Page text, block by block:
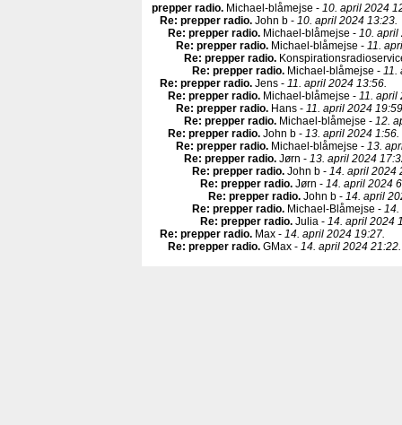
prepper radio. Michael-blåmejse - 10. april 2024
Re: prepper radio. John b - 10. april 2024 13:23.
Re: prepper radio. Michael-blåmejse - 10. april
Re: prepper radio. Michael-blåmejse - 11.
Re: prepper radio.
Re: prepper radio. Michael-blåmejse - 11.
Re: prepper radio. Jens - 11. april 2024 13:56.
Re: prepper radio. Michael-blåmejse - 11. april
Re: prepper radio. Hans - 11. april 2024
Re: prepper radio. Michael-blåmejse - 12.
Re: prepper radio. John b - 13. april 2024 1:56.
Re: prepper radio. Michael-blåmejse - 13.
Re: prepper radio. Jørn - 13. april 2024
Re: prepper radio. John b - 14. april 2024
Re: prepper radio. Jørn - 14. april 2024
Re: prepper radio. John b - 14. april
Re: prepper radio. Michael-Blåmejse -
Re: prepper radio. Julia - 14. april 2024
Re: prepper radio. Max - 14. april 2024 19:27.
Re: prepper radio. GMax - 14. april 2024 21:22.